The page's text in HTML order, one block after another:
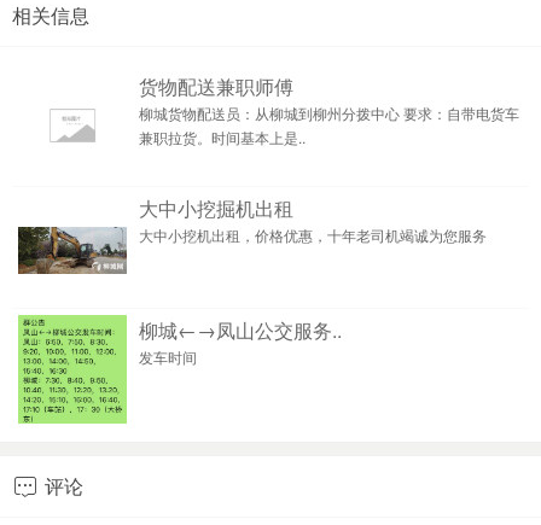
相关信息
货物配送兼职师傅
柳城货物配送员：从柳城到柳州分拨中心 要求：自带电货车
兼职拉货。时间基本上是..
大中小挖掘机出租
大中小挖机出租，价格优惠，十年老司机竭诚为您服务
柳城←→凤山公交服务..
发车时间
 评论